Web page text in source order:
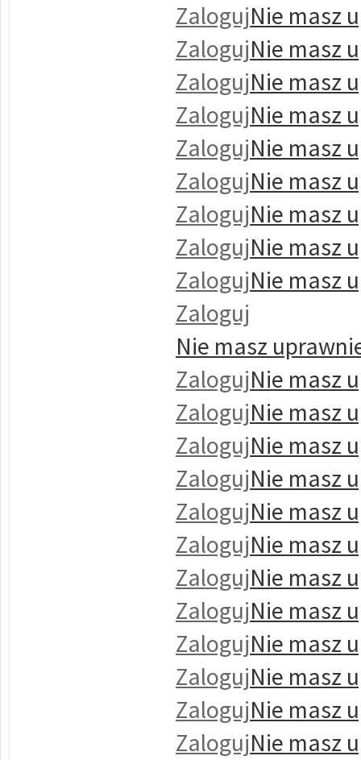
ZalogujNie masz
ZalogujNie masz
ZalogujNie masz
ZalogujNie masz
ZalogujNie masz
ZalogujNie masz
ZalogujNie masz
ZalogujNie masz
ZalogujNie masz
Zaloguj
Nie masz
ZalogujNie masz
ZalogujNie masz
ZalogujNie masz
ZalogujNie masz
ZalogujNie masz
ZalogujNie masz
ZalogujNie masz
ZalogujNie masz
ZalogujNie masz
ZalogujNie masz
ZalogujNie masz
ZalogujNie masz